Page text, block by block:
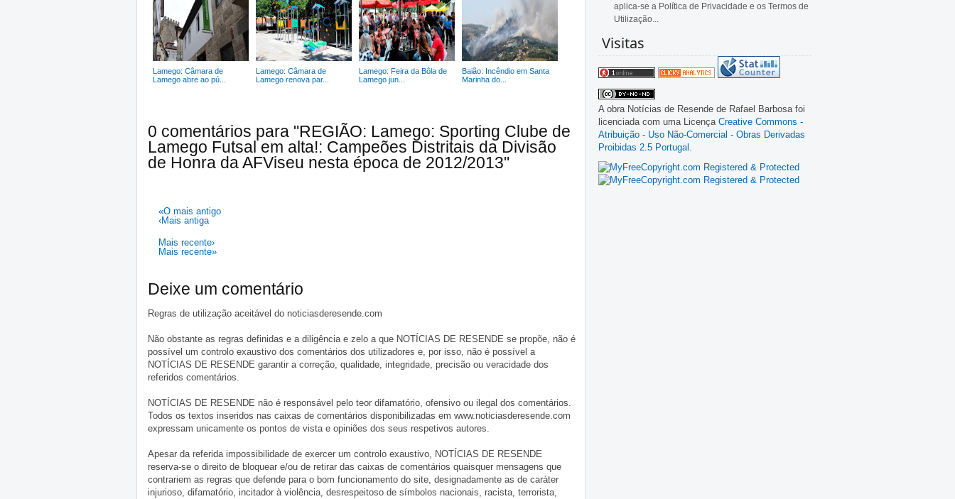
Lamego: Câmara de
Lamego abre ao pú...
Lamego: Câmara de
Lamego renova par...
Lamego: Feira da Bôla de
Lamego jun...
Baião: Incêndio em Santa
Marinha do...
0 comentários para "REGIÃO: Lamego: Sporting Clube de
Lamego Futsal em alta!: Campeões Distritais da Divisão
de Honra da AFViseu nesta época de 2012/2013"
«O mais antigo
‹Mais antiga
Mais recente›
Mais recente»
Deixe um comentário
Regras de utilização aceitável do noticiasderesende.com
Não obstante as regras definidas e a diligência e zelo a que NOTÍCIAS DE RESENDE se propõe, não é
possível um controlo exaustivo dos comentários dos utilizadores e, por isso, não é possível a
NOTÍCIAS DE RESENDE garantir a correção, qualidade, integridade, precisão ou veracidade dos
referidos comentários.
NOTÍCIAS DE RESENDE não é responsável pelo teor difamatório, ofensivo ou ilegal dos comentários.
Todos os textos inseridos nas caixas de comentários disponibilizadas em www.noticiasderesende.com
expressam unicamente os pontos de vista e opiniões dos seus respetivos autores.
Apesar da referida impossibilidade de exercer um controlo exaustivo, NOTÍCIAS DE RESENDE
reserva-se o direito de bloquear e/ou de retirar das caixas de comentários quaisquer mensagens que
contrariem as regras que defende para o bom funcionamento do site, designadamente as de caráter
injurioso, difamatório, incitador à violência, desrespeitoso de símbolos nacionais, racista, terrorista,
aplica-se a Política de Privacidade e os Termos de
Utilização...
Visitas
A obra Notícias de Resende de Rafael Barbosa foi
licenciada com uma Licença Creative Commons -
Atribuição - Uso Não-Comercial - Obras Derivadas
Proibidas 2.5 Portugal